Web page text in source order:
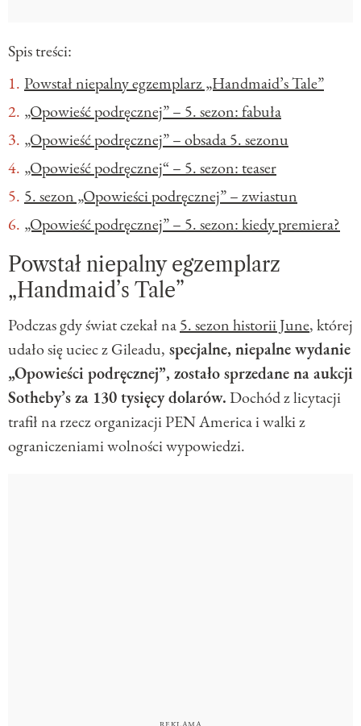
Spis treści:
Powstał niepalny egzemplarz „Handmaid’s Tale”
„Opowieść podręcznej” – 5. sezon: fabuła
„Opowieść podręcznej” – obsada 5. sezonu
„Opowieść podręcznej“ – 5. sezon: teaser
5. sezon „Opowieści podręcznej” – zwiastun
„Opowieść podręcznej” – 5. sezon: kiedy premiera?
Powstał niepalny egzemplarz
„Handmaid’s Tale”
Podczas gdy świat czekał na5. sezon historii June, której
udało się uciec z Gileadu, specjalne, niepalne wydanie
„Opowieści podręcznej”, zostało sprzedane na aukcji
Sotheby’s za 130 tysięcy dolarów.Dochód z licytacji
trafił na rzecz organizacji PEN America i walki z
ograniczeniami wolności wypowiedzi.